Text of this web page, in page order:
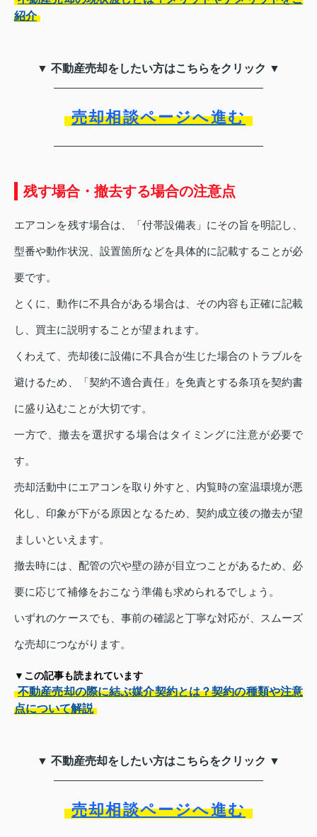
紹介
▼ 不動産売却をしたい方はこちらをクリック ▼
売却相談ページへ進む
残す場合・撤去する場合の注意点
エアコンを残す場合は、「付帯設備表」にその旨を明記し、
型番や動作状況、設置箇所などを具体的に記載することが必
要です。
とくに、動作に不具合がある場合は、その内容も正確に記載
し、買主に説明することが望まれます。
くわえて、売却後に設備に不具合が生じた場合のトラブルを
避けるため、「契約不適合責任」を免責とする条項を契約書
に盛り込むことが大切です。
一方で、撤去を選択する場合はタイミングに注意が必要で
す。
売却活動中にエアコンを取り外すと、内覧時の室温環境が悪
化し、印象が下がる原因となるため、契約成立後の撤去が望
ましいといえます。
撤去時には、配管の穴や壁の跡が目立つことがあるため、必
要に応じて補修をおこなう準備も求められるでしょう。
いずれのケースでも、事前の確認と丁寧な対応が、スムーズ
な売却につながります。
▼この記事も読まれています
不動産売却の際に結ぶ媒介契約とは？契約の種類や注意
点について解説
▼ 不動産売却をしたい方はこちらをクリック ▼
売却相談ページへ進む